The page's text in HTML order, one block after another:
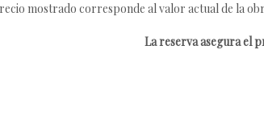
mostrado corresponde al valor actual de la
La reserva asegura el